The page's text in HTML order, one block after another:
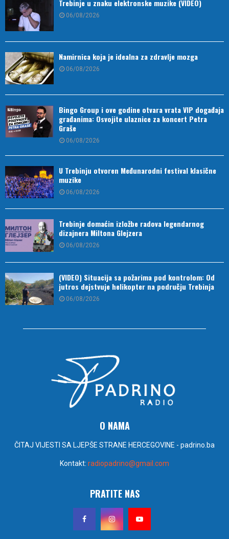
Trebinje u znaku elektronske muzike (VIDEO)
06/08/2026
Namirnica koja je idealna za zdravlje mozga
06/08/2026
Bingo Group i ove godine otvara vrata VIP događaja
građanima: Osvojite ulaznice za koncert Petra
Graše
06/08/2026
U Trebinju otvoren Međunarodni festival klasične
muzike
06/08/2026
Trebinje domaćin izložbe radova legendarnog
dizajnera Miltona Glejzera
06/08/2026
(VIDEO) Situacija sa požarima pod kontrolom: Od
jutros dejstvuje helikopter na području Trebinja
06/08/2026
O NAMA
ČITAJ VIJESTI SA LJEPŠE STRANE HERCEGOVINE - padrino.ba
Kontakt: radiopadrino@gmail.com
PRATITE NAS